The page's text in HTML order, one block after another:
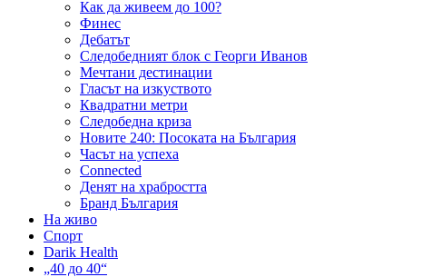
Как да живеем до 100?
Финес
Дебатът
Следобедният блок с Георги Иванов
Мечтани дестинации
Гласът на изкуството
Квадратни метри
Следобедна криза
Новите 240: Посоката на България
Часът на успеха
Connected
Денят на храбростта
Бранд България
На живо
Спорт
Darik Health
„40 до 40“